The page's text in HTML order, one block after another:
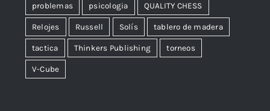
problemas psicologia QUALITY CHESS
Relojes Russell Solís tablero de madera
tactica Thinkers Publishing torneos
V-Cube